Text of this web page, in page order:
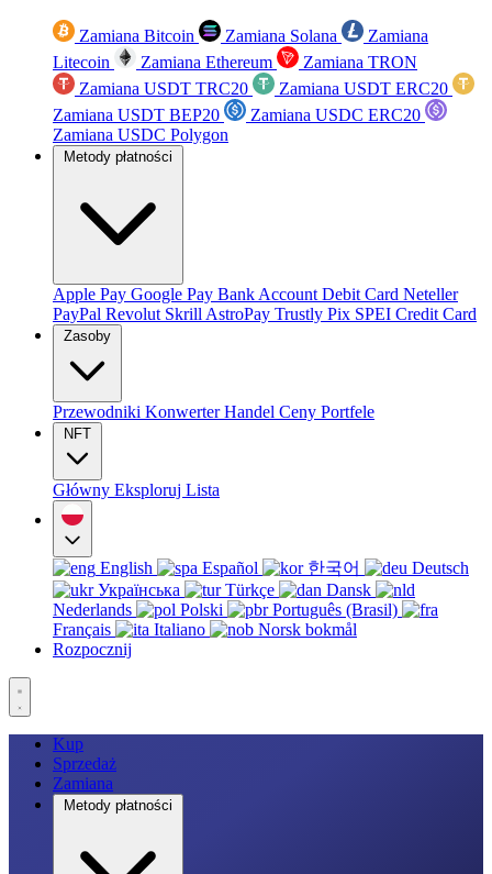
Zamiana Bitcoin Zamiana Solana
Zamiana
Litecoin
Zamiana Ethereum
Zamiana TRON
Zamiana USDT TRC20
Zamiana USDT ERC20
Zamiana USDT BEP20
Zamiana USDC ERC20
Zamiana USDC Polygon
Metody płatności
Apple Pay Google Pay Bank Account Debit Card Neteller
PayPal Revolut Skrill AstroPay Trustly Pix SPEI Credit Card
Zasoby
Przewodniki KonwerterHandel Ceny Portfele
NFT
Główny Eksploruj Lista
English Español 한국어
Deutsch
Українська
Türkçe
Dansk
Nederlands
Polski
Português (Brasil)
Français
Italiano
Norsk bokmål
Rozpocznij
Kup
Sprzedaż
Zamiana
Metody płatności